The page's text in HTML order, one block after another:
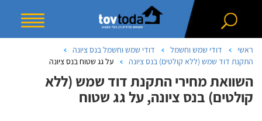
ראשי דודי שמש וחשמל
דודי שמש וחשמל בנס ציונה
התקנת דוד שמש (ללא קולטים) בנס ציונה
על גג שטוח בנס ציונה
השוואת מחירי התקנת דוד שמש (ללא
קולטים) בנס ציונה, על גג שטוח